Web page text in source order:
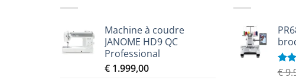
Machine à coudre
JANOME HD9 QC
Professional
€ 1.999,00
Note
€